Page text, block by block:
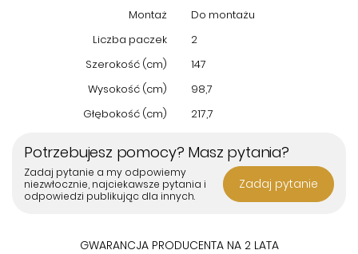
Montaż
Do montażu
Liczba paczek
2
Szerokość (cm)
147
Wysokość (cm)
98,7
Głębokość (cm)
217,7
Potrzebujesz pomocy? Masz pytania?
Zadaj pytanie a my odpowiemy
niezwłocznie, najciekawsze pytania i
odpowiedzi publikując dla innych.
Zadaj pytanie
GWARANCJA PRODUCENTA NA 2 LATA